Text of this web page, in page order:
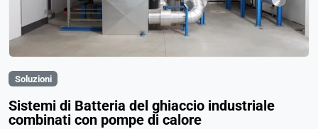
Soluzioni
Sistemi di Batteria del ghiaccio industriale
combinati con pompe di calore